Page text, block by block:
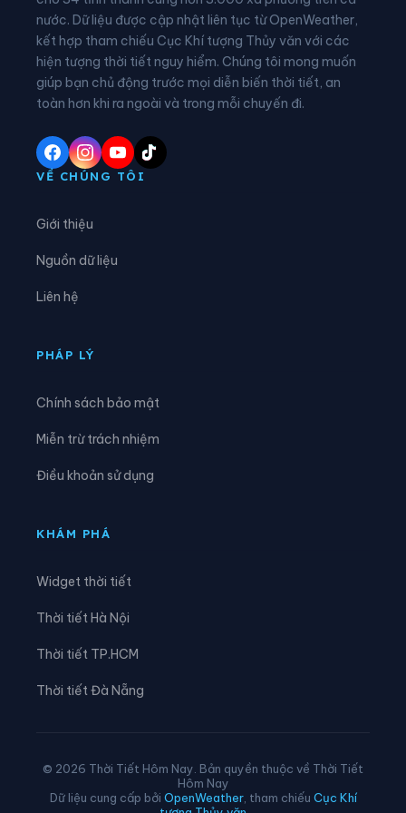
Xã Đại Đồng Xã Diên Hà
Xã Đoàn Đào Xã Đồng Bằng
Xã Đồng Châu Xã Đông Hưng
Xã Đông Quan
Xã Đông Thụy Anh
Xã Hưng Hà
Xã Minh Thọ
Xã Phạm Ngũ Lão
nước. Dữ liệu được cập nhật liên tục từ OpenWeather,
kết hợp tham chiếu Cục Khí tượng Thủy văn với các
hiện tượng thời tiết nguy hiểm. Chúng tôi mong muốn
giúp bạn chủ động trước mọi diễn biến thời tiết, an
toàn hơn khi ra ngoài và trong mỗi chuyến đi.
VỀ CHÚNG TÔI
Giới thiệu
Nguồn dữ liệu
Liên hệ
PHÁP LÝ
Chính sách bảo mật
Miễn trừ trách nhiệm
Điều khoản sử dụng
KHÁM PHÁ
Widget thời tiết
Thời tiết Hà Nội
Thời tiết TP.HCM
Thời tiết Đà Nẵng
© 2026 Thời Tiết Hôm Nay. Bản quyền thuộc về Thời Tiết
Hôm Nay
Dữ liệu cung cấp bởi OpenWeather, tham chiếu Cục Khí